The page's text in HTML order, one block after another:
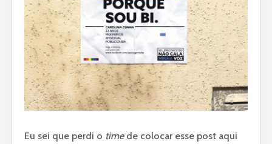
Eu sei que perdi o timede colocar esse post aqui